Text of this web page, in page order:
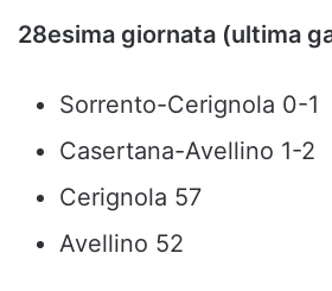
28esima giornata (ultima
Sorrento-Cerignola 0-1
Casertana-Avellino 1-2
Cerignola 57
Avellino 52